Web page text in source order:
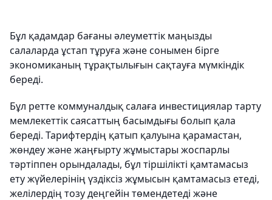
Бұл қадамдар бағаны әлеуметтік маңызды
салаларда ұстап тұруға және сонымен бірге
экономиканың тұрақтылығын сақтауға мүмкіндік
береді.
Бұл ретте коммуналдық салаға инвестициялар тарту
мемлекеттік саясаттың басымдығы болып қала
береді. Тарифтердің қатып қалуына қарамастан,
жөндеу және жаңғырту жұмыстары жоспарлы
тәртіппен орындалады, бұл тіршілікті қамтамасыз
ету жүйелерінің үздіксіз жұмысын қамтамасыз етеді,
желілердің тозу деңгейін төмендетеді және